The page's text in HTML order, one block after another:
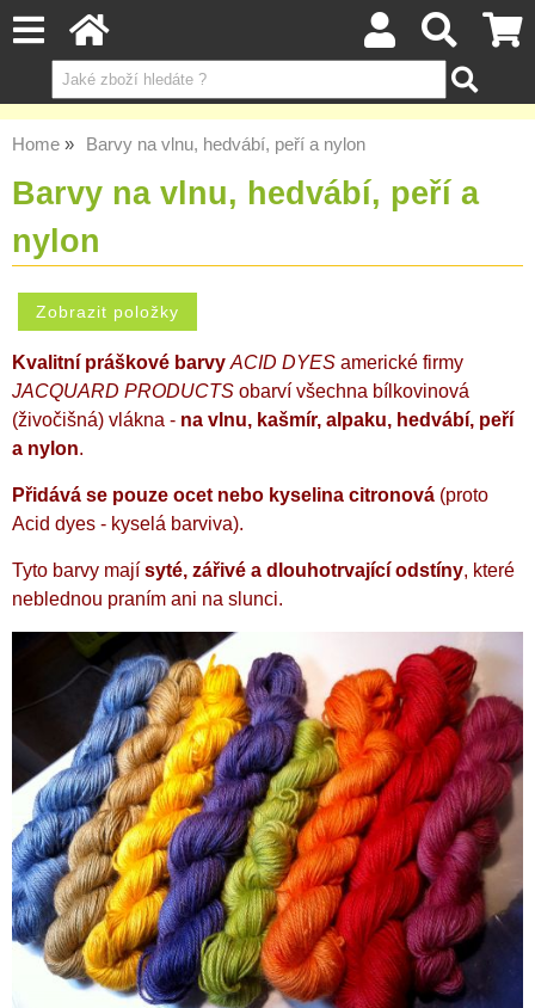
Home Barvy na vlnu, hedvábí, peří a nylon
Barvy na vlnu, hedvábí, peří a
nylon
Kvalitní práškové barvy ACID DYES americké firmy
JACQUARD PRODUCTS obarví všechna bílkovinová
(živočišná) vlákna - na vlnu, kašmír, alpaku, hedvábí, peří
a nylon.
Přidává se pouze ocet nebo kyselina citronová (proto
Acid dyes - kyselá barviva).
Tyto barvy mají syté, zářivé a dlouhotrvající odstíny, které
neblednou praním ani na slunci.